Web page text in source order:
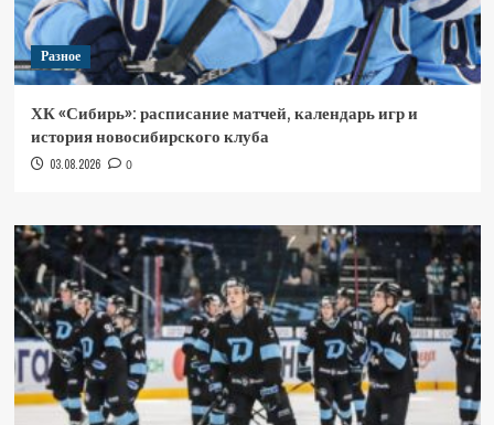
Разное
ХК «Сибирь»: расписание матчей, календарь игр и
история новосибирского клуба
03.08.2026 0